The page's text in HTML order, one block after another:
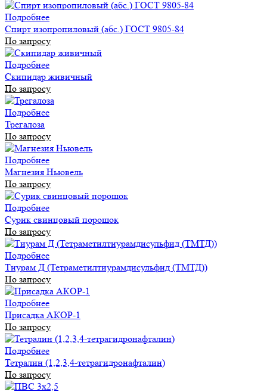
Подробнее
Спирт изопропиловый (абс.) ГОСТ 9805-84
По запросу
Подробнее
Скипидар живичный
По запросу
Подробнее
Трегалоза
По запросу
Подробнее
Магнезия Ньювель
По запросу
Подробнее
Сурик свинцовый порошок
По запросу
Подробнее
Тиурам Д (Тетраметилтиурамдисульфид (ТМТД))
По запросу
Подробнее
Присадка АКОР-1
По запросу
Подробнее
Тетралин (1,2,3,4-тетрагидронафталин)
По запросу